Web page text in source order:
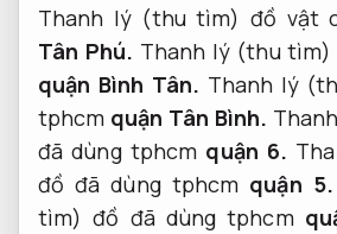
Thanh lý (thu tìm) đồ vật
Tân Phú. Thanh lý (thu
quận Bình Tân. Thanh lý
tphcm quận Tân Bình.
đã dùng tphcm quận 6.
đồ đã dùng tphcm quận 5.
tìm) đồ đã dùng tphcm